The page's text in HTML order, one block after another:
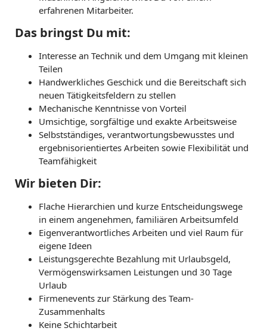
erfahrenen Mitarbeiter.
Das bringst Du mit:
Interesse an Technik und dem Umgang mit kleinen
Teilen
Handwerkliches Geschick und die Bereitschaft sich
neuen Tätigkeitsfeldern zu stellen
Mechanische Kenntnisse von Vorteil
Umsichtige, sorgfältige und exakte Arbeitsweise
Selbstständiges, verantwortungsbewusstes und
ergebnisorientiertes Arbeiten sowie Flexibilität und
Teamfähigkeit
Wir bieten Dir:
Flache Hierarchien und kurze Entscheidungswege
in einem angenehmen, familiären Arbeitsumfeld
Eigenverantwortliches Arbeiten und viel Raum für
eigene Ideen
Leistungsgerechte Bezahlung mit Urlaubsgeld,
Vermögenswirksamen Leistungen und 30 Tage
Urlaub
Firmenevents zur Stärkung des Team-
Zusammenhalts
Keine Schichtarbeit